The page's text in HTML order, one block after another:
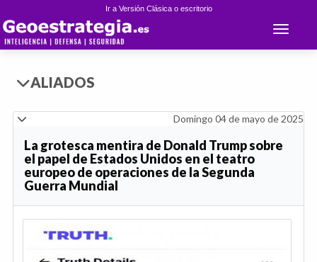
Ir a Versión Clásica o escritorio
Toggle
ALIADOS
Domingo 04 de mayo de 2025
La grotesca mentira de Donald Trump sobre
el papel de Estados Unidos en el teatro
europeo de operaciones de la Segunda
Guerra Mundial